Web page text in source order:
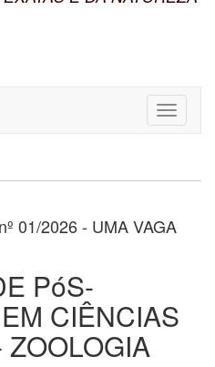
Toggle
01/2026 - UMA VAGA
PóS-
CIÊNCIAS
ZOOLOGIA